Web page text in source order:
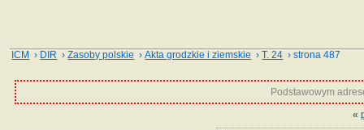
ICM › DIR ›Zasoby polskie ›Akta grodzkie i ziemskie ›T. 24 › strona 487
Podstawowym
«